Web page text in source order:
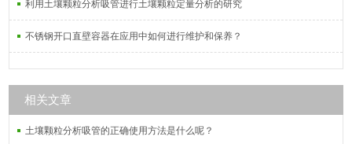
利用土壤颗粒分析吸管进行土壤颗粒定量分析的研究
不锈钢开口直壁容器在应用中如何进行维护和保养？
相关文章
土壤颗粒分析吸管的正确使用方法是什么呢？